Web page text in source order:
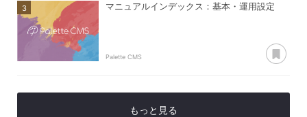
マニュアルインデックス：基本・運用設定
Palette CMS
もっと見る